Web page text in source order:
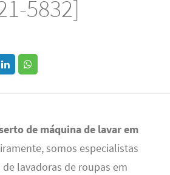
5832]
de máquina de lavar em
somos especialistas
lavadoras de roupas em